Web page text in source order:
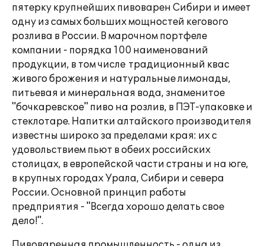
пятерку крупнейших пивоварен Сибири и имеет
одну из самых больших мощностей кегового
розлива в России. В марочном портфеле
компании - порядка 100 наименований
продукции, в том числе традиционный квас
живого брожения и натуральные лимонады,
питьевая и минеральная вода, знаменитое
"бочкаревское" пиво на розлив, в ПЭТ-упаковке и
стеклотаре. Напитки алтайского производителя
известны широко за пределами края: их с
удовольствием пьют в обеих российских
столицах, в европейской части страны и на юге,
в крупных городах Урала, Сибири и севера
России. Основной принцип работы
предприятия - "Всегда хорошо делать свое
дело!".